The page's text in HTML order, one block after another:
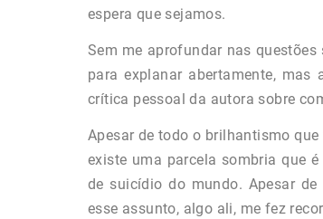
espera que sejamos.
Sem me aprofundar nas
para explanar abertamente,
crítica pessoal da autora sobre
Apesar de todo o brilhantismo
existe uma parcela sombria que
de suicídio do mundo. Apesar
esse assunto, algo ali, me fez